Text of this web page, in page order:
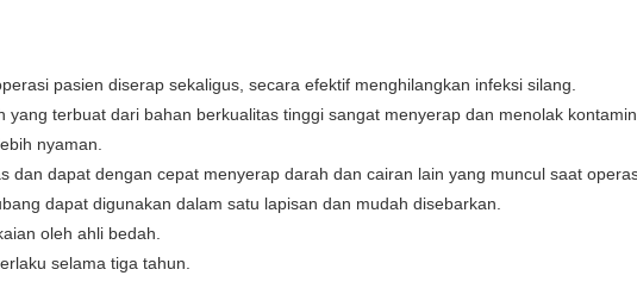
pasien diserap sekaligus, secara efektif menghilangkan infeksi silang.
yang terbuat dari bahan berkualitas tinggi sangat menyerap dan menolak
nyaman.
dan dapat dengan cepat menyerap darah dan cairan lain yang muncul saat
dapat digunakan dalam satu lapisan dan mudah disebarkan.
oleh ahli bedah.
selama tiga tahun.